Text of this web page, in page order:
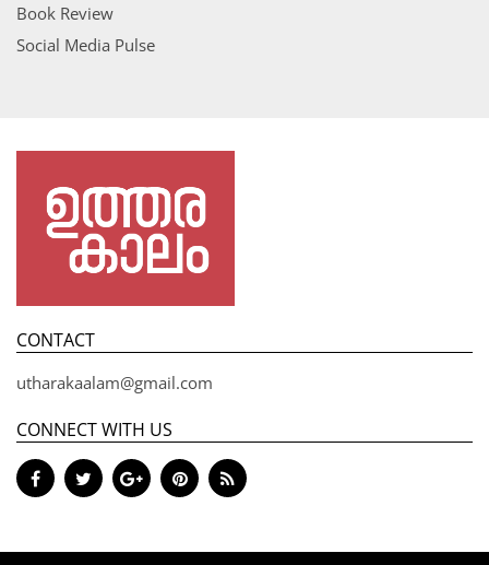
Book Review
Social Media Pulse
CONTACT
utharakaalam@gmail.com
CONNECT WITH US